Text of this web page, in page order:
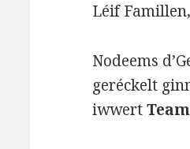
Léif Famillen,
Nodeems
geréckelt
iwwert